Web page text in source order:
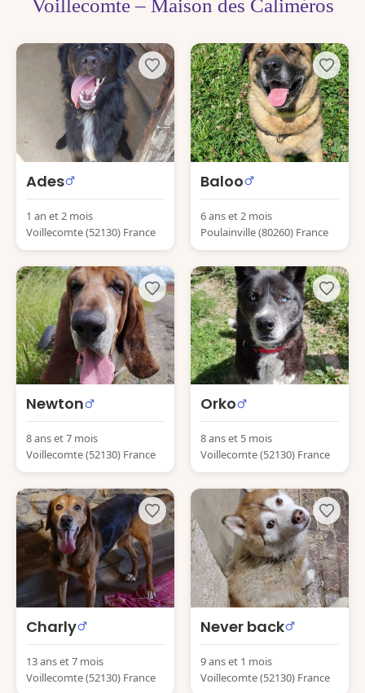
Voillecomte – Maison des Caliméros
Ades
1 an et 2 mois
Voillecomte (52130) France
Baloo
6 ans et 2 mois
Poulainville (80260) France
Newton
8 ans et 7 mois
Voillecomte (52130) France
Orko
8 ans et 5 mois
Voillecomte (52130) France
Charly
13 ans et 7 mois
Voillecomte (52130) France
Never back
9 ans et 1 mois
Voillecomte (52130) France